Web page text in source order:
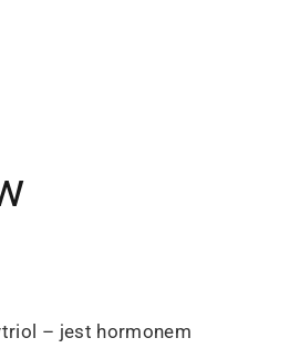
– jest hormonem